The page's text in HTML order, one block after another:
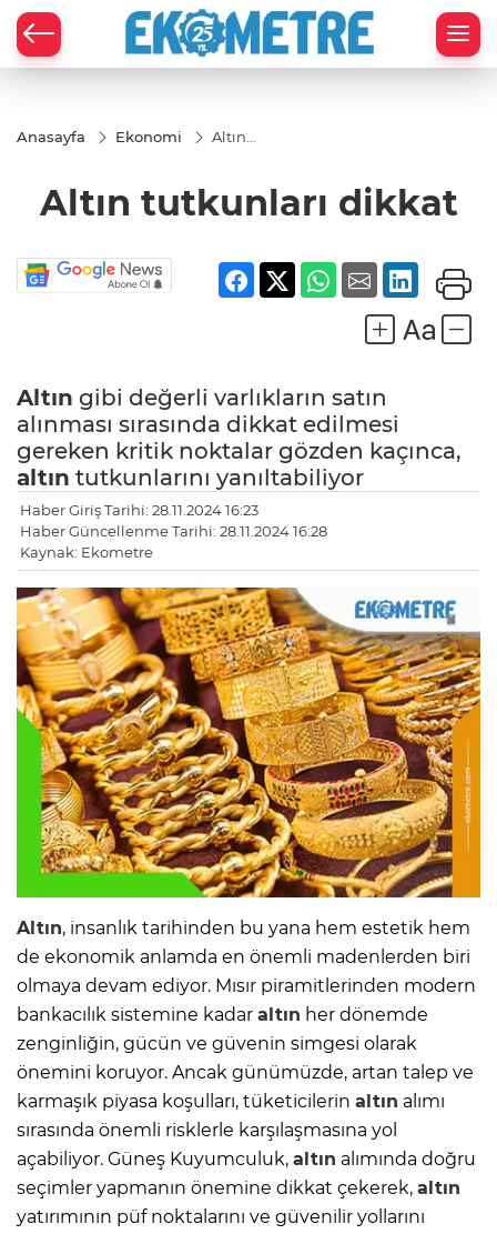
Anasayfa Ekonomi
Altın
Altın tutkunları dikkat
Altın gibi değerli varlıkların satın
alınması sırasında dikkat edilmesi
gereken kritik noktalar gözden kaçınca,
altın tutkunlarını yanıltabiliyor
Haber Giriş Tarihi: 28.11.2024 16:23
Haber Güncellenme Tarihi: 28.11.2024 16:28
Kaynak: Ekometre
Altın, insanlık tarihinden bu yana hem estetik hem
de ekonomik anlamda en önemli madenlerden biri
olmaya devam ediyor. Mısır piramitlerinden modern
bankacılık sistemine kadar altın her dönemde
zenginliğin, gücün ve güvenin simgesi olarak
önemini koruyor. Ancak günümüzde, artan talep ve
karmaşık piyasa koşulları, tüketicilerin altın alımı
sırasında önemli risklerle karşılaşmasına yol
açabiliyor. Güneş Kuyumculuk, altın alımında doğru
seçimler yapmanın önemine dikkat çekerek, altın
yatırımının püf noktalarını ve güvenilir yollarını